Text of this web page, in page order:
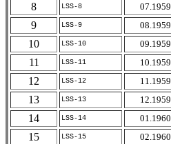
8
LSS-8 07.1959
9
LSS-9 08.1959
10
LSS-10 09.1959
11
LSS-11 10.1959
12
LSS-12 11.1959
13
LSS-13 12.1959
14
LSS-14 01.1960
15
LSS-15 02.1960